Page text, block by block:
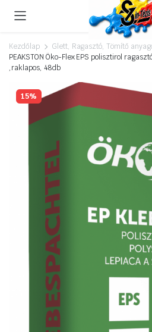
Kezdőlap
Glett, Ragasztó, Tömítő
PEAKSTON Öko-Flex EPS polisztirol
,raklapos, 48db
15%